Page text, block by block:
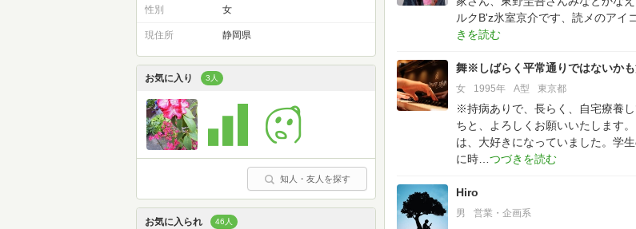
ルクB'z氷室京介です、読メのアイ
舞※しばらく平常通りではないか
女 1995年 A型 東京都
※持病ありで、長らく、自宅療養
ちと、よろしくお願いいたします。
は、大好きになっていました。学
に時
Hiro
男 営業・企画系
性別 女
現住所 静岡県
お気に入り 3人
知人・友人を探す
お気に入られ 46人